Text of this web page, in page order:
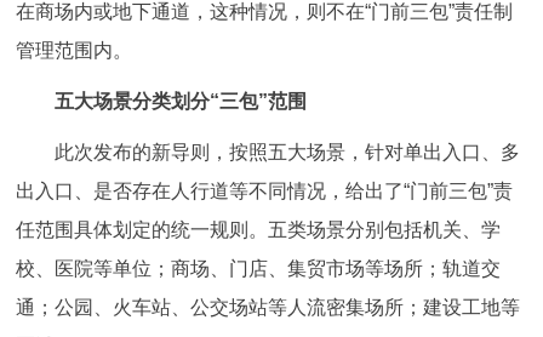
在商场内或地下通道，这种情况，则不在“门前三包”责任制
管理范围内。
五大场景分类划分“三包”范围
此次发布的新导则，按照五大场景，针对单出入口、多
出入口、是否存在人行道等不同情况，给出了“门前三包”责
任范围具体划定的统一规则。五类场景分别包括机关、学
校、医院等单位；商场、门店、集贸市场等场所；轨道交
通；公园、火车站、公交场站等人流密集场所；建设工地等